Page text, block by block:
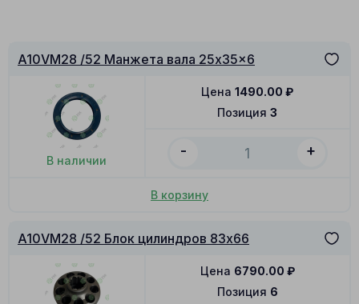
A10VM28 /52 Манжета вала 25x35x6
В наличии
Позиция 3
Цена 1490.00 ₽
- +
В корзину
A10VM28 /52 Блок цилиндров 83x66
Позиция 6
Цена 6790.00 ₽